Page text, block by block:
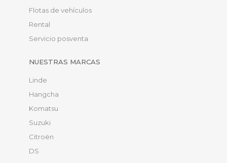
Flotas de vehículos
Rental
Servicio posventa
NUESTRAS MARCAS
Linde
Hangcha
Komatsu
Suzuki
Citroën
DS